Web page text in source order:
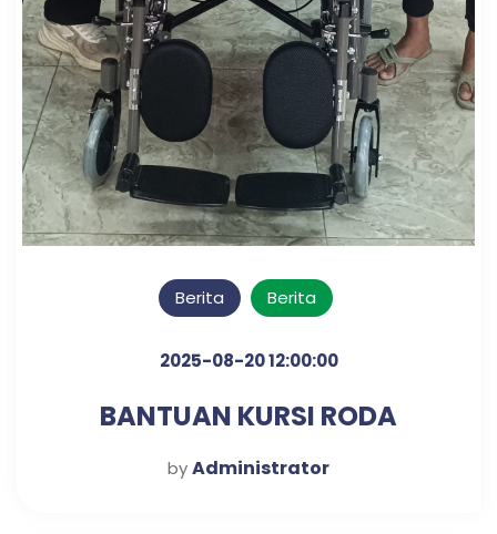
Berita Berita
2025-08-20 12:00:00
BANTUAN KURSI RODA
byAdministrator